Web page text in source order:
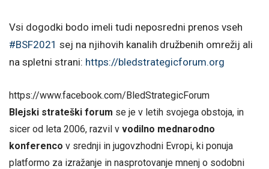
Vsi dogodki bodo imeli tudi neposredni prenos vseh
#BSF2021 sej na njihovih kanalih družbenih omrežij ali
na spletni strani: https://bledstrategicforum.org
https://www.facebook.com/BledStrategicForum
Blejski strateški forum se je v letih svojega obstoja, in
sicer od leta 2006, razvil v vodilno mednarodno
konferenco v srednji in jugovzhodni Evropi, ki ponuja
platformo za izražanje in nasprotovanje mnenj o sodobni